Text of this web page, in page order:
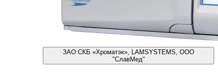
ЗАО СКБ «Хроматэк», LAMSYSTEMS, ООО
"СлавМед"